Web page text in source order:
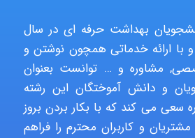
Jafar Tym
aghajari vahid
بهداشت حرفه ای در سال
شد و با ارائه خدماتی همچون نوشتن و
مشاوره و … توانست بعنوان
و دانش آموختگان این رشته
سعی می کند که با بکار بردن بروز
و کاربران محترم را فراهم